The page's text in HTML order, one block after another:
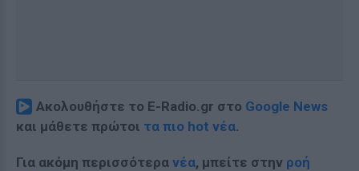
Ακολουθήστε το E-Radio.gr στο Google News
και μάθετε πρώτοι τα πιο hot νέα.
Για ακόμη περισσότερα νέα, μπείτε στην ροή